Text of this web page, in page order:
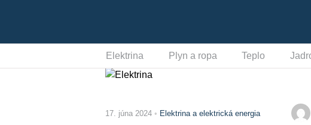
Elektrina Plyn a ropa Teplo
17. júna 2024 Elektrina a elektrická energia